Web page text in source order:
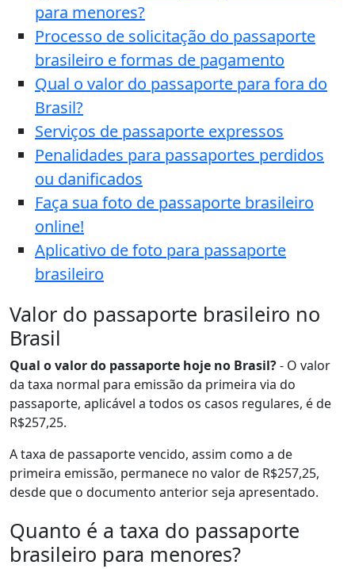
para menores?
Processo de solicitação do passaporte
brasileiro e formas de pagamento
Qual o valor do passaporte para fora do
Brasil?
Serviços de passaporte expressos
Penalidades para passaportes perdidos
ou danificados
Faça sua foto de passaporte brasileiro
online!
Aplicativo de foto para passaporte
brasileiro
Valor do passaporte brasileiro no
Brasil
Qual o valor do passaporte hoje no Brasil?- O valor
da taxa normal para emissão da primeira via do
passaporte, aplicável a todos os casos regulares, é de
R$257,25.
A taxa de passaporte vencido, assim como a de
primeira emissão, permanece no valor de R$257,25,
desde que o documento anterior seja apresentado.
Quanto é a taxa do passaporte
brasileiro para menores?